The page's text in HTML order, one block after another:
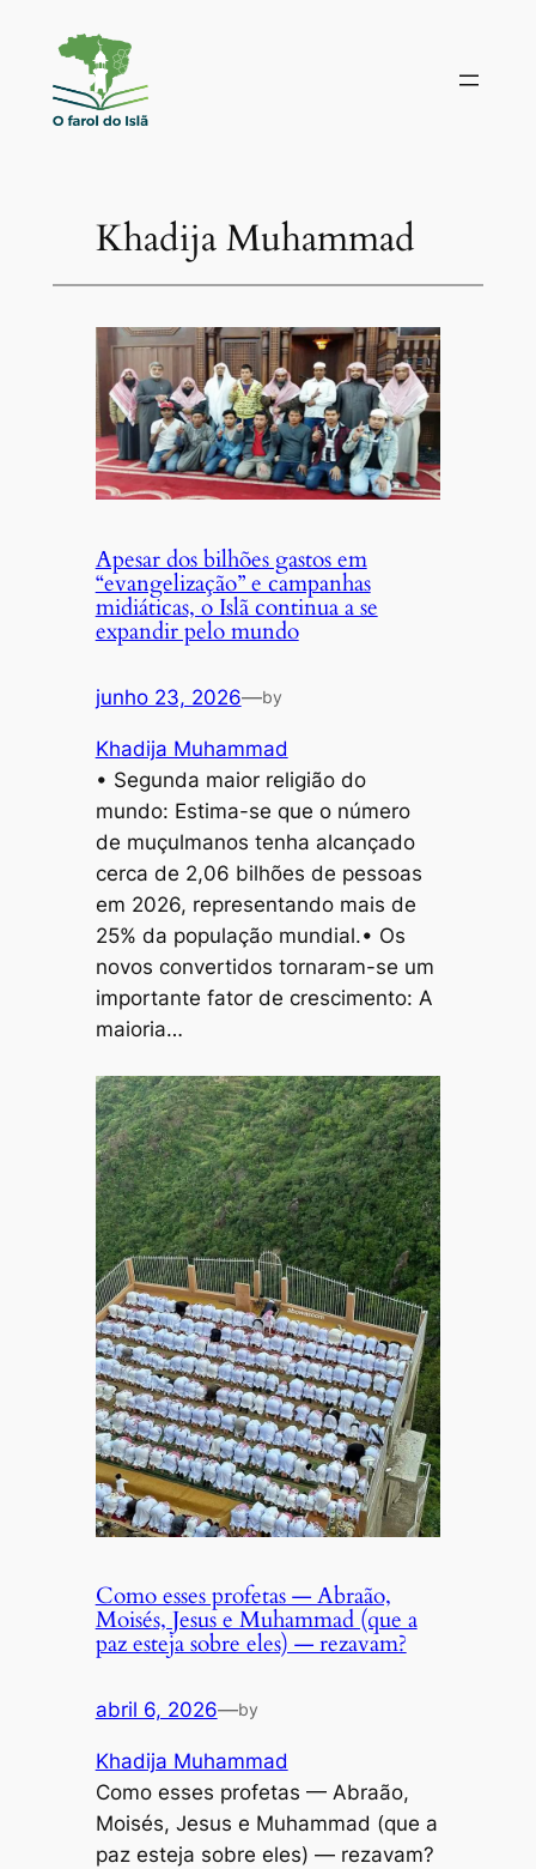
conteúdo
Khadija Muhammad
Apesar dos bilhões gastos em
“evangelização” e campanhas
midiáticas, o Islã continua a se
expandir pelo mundo
junho 23, 2026—by
Khadija Muhammad
• Segunda maior religião do
mundo: Estima-se que o número
de muçulmanos tenha alcançado
cerca de 2,06 bilhões de pessoas
em 2026, representando mais de
25% da população mundial.• Os
novos convertidos tornaram-se um
importante fator de crescimento: A
maioria…
Como esses profetas — Abraão,
Moisés, Jesus e Muhammad (que a
paz esteja sobre eles) — rezavam?
abril 6, 2026—by
Khadija Muhammad
Como esses profetas — Abraão,
Moisés, Jesus e Muhammad (que a
paz esteja sobre eles) — rezavam?